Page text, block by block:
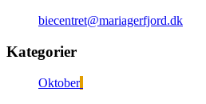
biecentret@mariagerfjord.dk
Kategorier
Oktober